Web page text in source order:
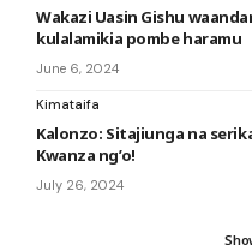
Wakazi Uasin Gishu
kulalamikia pombe haramu
June 6, 2024
Kimataifa
Kalonzo: Sitajiunga na
Kwanza ng’o!
July 26, 2024